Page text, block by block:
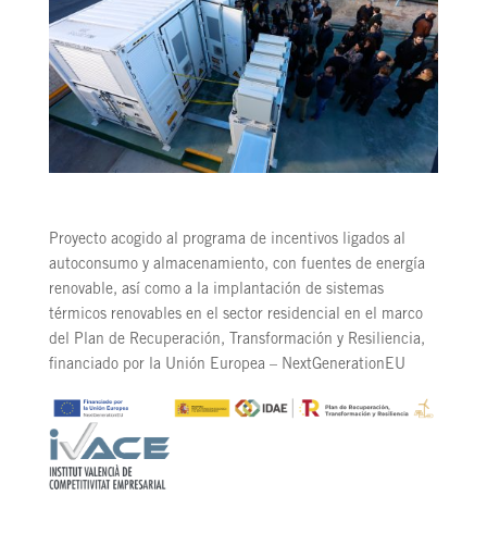
Proyecto acogido al programa de incentivos ligados al
autoconsumo y almacenamiento, con fuentes de energía
renovable, así como a la implantación de sistemas
térmicos renovables en el sector residencial en el marco
del Plan de Recuperación, Transformación y Resiliencia,
financiado por la Unión Europea – NextGenerationEU